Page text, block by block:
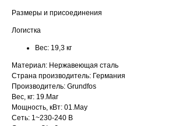
Размеры и присоединения
Логистка
Вес: 19,3 кг
Материал: Нержавеющая сталь
Страна производитель: Германия
Производитель: Grundfos
Вес, кг: 19.Mar
Мощность, кВт: 01.May
Сеть: 1~230-240 В